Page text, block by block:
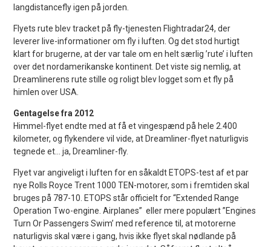
langdistancefly igen på jorden.
Flyets rute blev tracket på fly-tjenesten Flightradar24, der
leverer live-informationer om fly i luften. Og det stod hurtigt
klart for brugerne, at der var tale om en helt særlig ’rute’ i luften
over det nordamerikanske kontinent. Det viste sig nemlig, at
Dreamlinerens rute stille og roligt blev logget som et fly på
himlen over USA.
Gentagelse fra 2012
Himmel-flyet endte med at få et vingespænd på hele 2.400
kilometer, og flykendere vil vide, at Dreamliner-flyet naturligvis
tegnede et… ja, Dreamliner-fly.
Flyet var angiveligt i luften for en såkaldt ETOPS-test af et par
nye Rolls Royce Trent 1000 TEN-motorer, som i fremtiden skal
bruges på 787-10. ETOPS står officielt for “Extended Range
Operation Two-engine. Airplanes” eller mere populært ”Engines
Turn Or Passengers Swim’ med reference til, at motorerne
naturligvis skal være i gang, hvis ikke flyet skal nødlande på